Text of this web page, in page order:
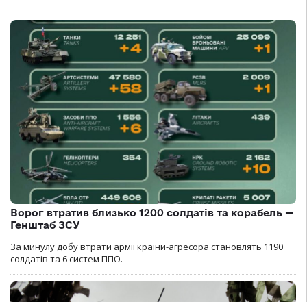
Ворог втратив близько 1200 солдатів та корабель —
Генштаб ЗСУ
За минулу добу втрати армії країни-агресора становлять 1190
солдатів та 6 систем ППО.